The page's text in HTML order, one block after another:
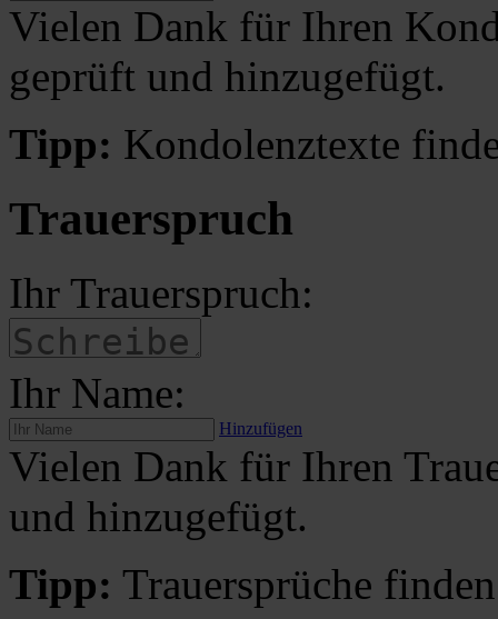
Vielen Dank für Ihren
geprüft und hinzugefügt.
Tipp: Kondolenztexte
Trauerspruch
Ihr Trauerspruch:
Ihr Name:
Hinzufügen
Vielen Dank für Ihren
und hinzugefügt.
Tipp: Trauersprüche